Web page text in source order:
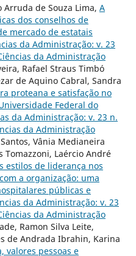
de Souza Lima, A
dos conselhos de
mercado de estatais
da Administração: v. 23
da Administração
Rafael Straus Timbó
de Aquino Cabral, Sandra
proteana e satisfação no
Federal do
da Administração: v. 23 n.
da Administração
Vânia Medianeira
Tomazzoni, Laércio André
estilos de liderança nos
a organização: uma
públicas e
da Administração: v. 23
da Administração
Ramon Silva Leite,
de Andrada Ibrahin, Karina
valores pessoas e